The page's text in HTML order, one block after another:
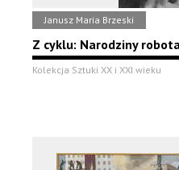
Janusz Maria Brzeski
Z cyklu: Narodziny
Kolekcja Sztuki XX i XXI wieku